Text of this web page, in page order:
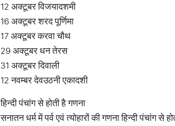
12 अक्टूबर विजयादशमी
16 अक्टूबर शरद पूर्णिमा
17 अक्टूबर करवा चौथ
29 अक्टूबर धन तेरस
31 अक्टूबर दिवाली
12 नवम्बर देवउठनी एकादशी
हिन्दी पंचांग से होती है गणना
सनातन धर्म में पर्व एवं त्योहारों की गणना हिन्दी